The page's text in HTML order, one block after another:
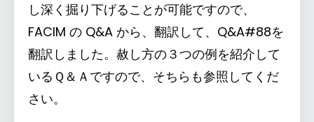
し深く掘り下げることが可能ですので、
FACIM の Q&A から、翻訳して、Q&A#88を
翻訳しました。赦し方の３つの例を紹介して
いるＱ＆Ａですので、そちらも参照してくだ
さい。